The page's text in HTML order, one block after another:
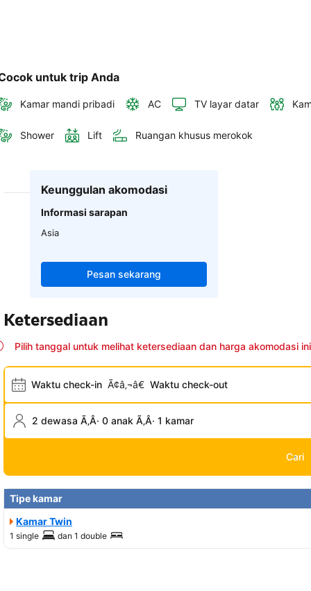
untuk trip Anda
Kamar mandi pribadi AC TV layar datar
Shower Lift Ruangan khusus merokok
Keunggulan akomodasi
Informasi sarapan
Asia
Pesan sekarang
Ketersediaan
Pilih tanggal untuk melihat ketersediaan dan harga akomodasi ini
Waktu check-in Ã¢â‚¬â€ Waktu check-out
2 dewasa Ã‚Â· 0 anak Ã‚Â· 1 kamar
Cari
Tipe kamar
Kamar Twin
1 single dan 1 double